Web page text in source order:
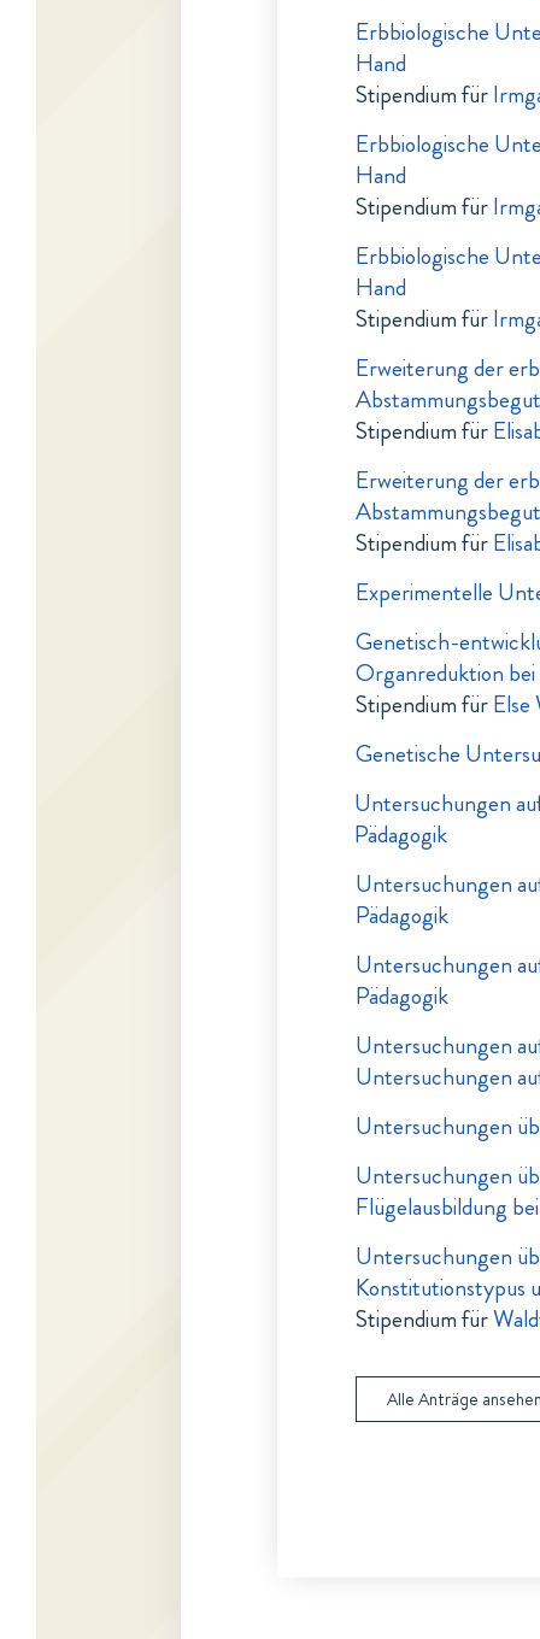
Erbbiologische
Hand
Stipendium für
Erbbiologische
Hand
Stipendium für
Erbbiologische
Hand
Stipendium für
Erweiterung der
Stipendium für
Erweiterung der
Stipendium für
Experimentelle
Genetisch-
Organreduktion
Stipendium fürElse
Genetische
Untersuchungen
Pädagogik
Untersuchungen
Pädagogik
Untersuchungen
Pädagogik
Untersuchungen
Untersuchungen
Untersuchungen
Untersuchungen
Flügelausbildung
Untersuchungen
Konstitutionstypus
Stipendium für
Alle Anträge